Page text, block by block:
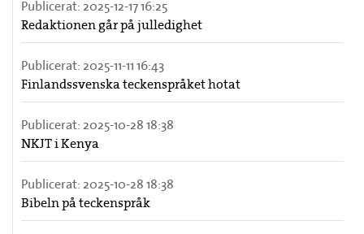
Publicerat: 2025-12-17 16:25
Redaktionen går på julledighet
Publicerat: 2025-11-11 16:43
Finlandssvenska teckenspråket hotat
Publicerat: 2025-10-28 18:38
NKJT i Kenya
Publicerat: 2025-10-28 18:38
Bibeln på teckenspråk